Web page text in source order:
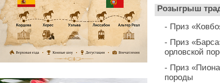
Розыгрыш
- Приз
- Приз
орловской
- Приз
породы